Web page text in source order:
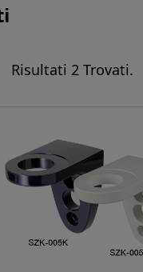
Risultati 2 Trovati.